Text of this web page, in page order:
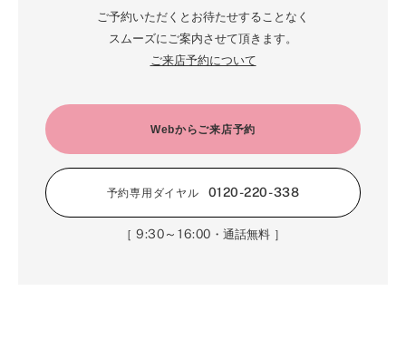
ご予約いただくとお待たせすることなく
スムーズにご案内させて頂きます。
ご来店予約について
Webからご来店予約
予約専用ダイヤル 0120-220-338
［9:30～16:00 ・通話無料 ］